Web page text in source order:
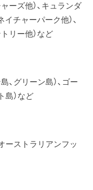
ーズ他）、キュランダ
チャーパーク他）、
リー他）など
、グリーン島）、ゴー
島）など
ーストラリアンフッ